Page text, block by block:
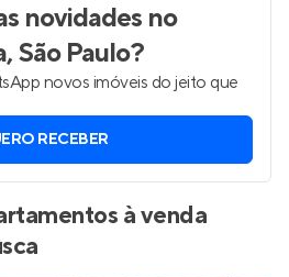
novidades no
São Paulo?
novos imóveis do jeito que
RECEBER
à venda